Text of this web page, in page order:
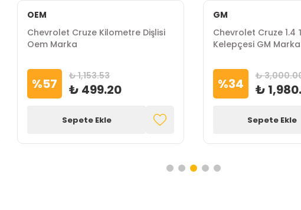
OEM
Chevrolet Cruze Kilometre Dişlisi
Oem Marka
%57 ₺ 1,153.53
₺ 499.20
Sepete Ekle
GM
Chevrolet Cruze 1.4
Kelepçesi GM Marka
%34 ₺
₺
Sepete Ekle